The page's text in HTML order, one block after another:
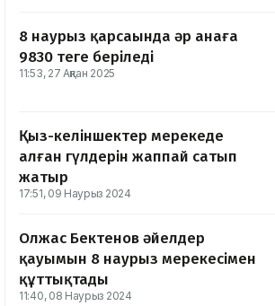
8 наурыз қарсаңында әр анаға
9830 теңге беріледі
11:53, 27 Ақпан 2025
Қыз-келіншектер мерекеде
алған гүлдерін жаппай сатып
жатыр
17:51, 09 Наурыз 2024
Олжас Бектенов әйелдер
қауымын 8 наурыз мерекесімен
құттықтады
11:40, 08 Наурыз 2024